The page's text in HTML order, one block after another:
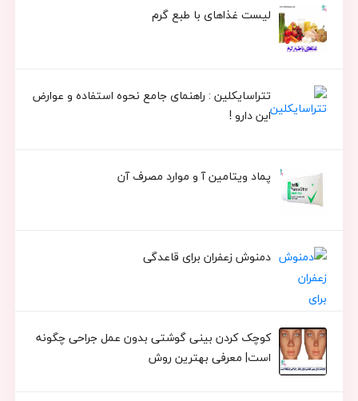
لیست غذاهای با طبع گرم
تتراسایکلین : راهنمای جامع نحوه استفاده و عوارض
این دارو !
پماد ویتامین آ و موارد مصرف آن
دمنوش زعفران برای قاعدگی
کوچک کردن بینی گوشتی بدون عمل جراحی چگونه
است| معرفی بهترین روش